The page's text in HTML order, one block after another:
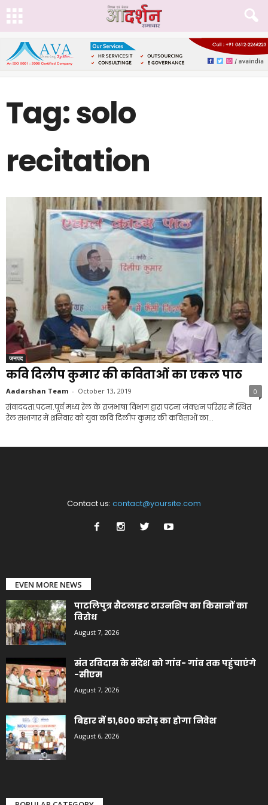
Tag: solo
recitation
जनपद
कवि दिलीप कुमार की कविताओं का एकल पाठ
Aadarshan Team - October 13, 2019 0
संवाददता.पटना.पूर्व मध्य रेल के राजभाषा विभाग द्वारा पटना जंक्शन परिसर में स्थित
रेल सभागार में शनिवार को युवा कवि दिलीप कुमार की कविताओं का...
Contact us: contact@yoursite.com
EVEN MORE NEWS
पाटलिपुत्र सैटलाइट टाउनशिप का किसानों का
विरोध
August 7, 2026
संत रविदास के संदेश को गांव- गांव तक पहुंचाएंगे
-सीएम
August 7, 2026
बिहार में 51,600 करोड़ का होगा निवेश
August 6, 2026